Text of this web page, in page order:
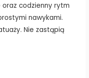
oraz codzienny rytm
nawykami.
Nie zastąpią